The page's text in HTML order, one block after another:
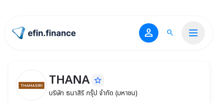
ไปหน้าแรก person search
THANA บริษัท ธนาสิริ กรุ๊ป จำกัด (มหาชน)
THANA star_border
บริษัท ธนาสิริ กรุ๊ป จำกัด (มหาชน)